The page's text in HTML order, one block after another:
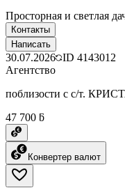
Просторная и светлая
Контакты
Написать
30.07.2026 ID 4143012
Агентство
поблизости с с/т.
47 700 ƃ
Конвертер валют